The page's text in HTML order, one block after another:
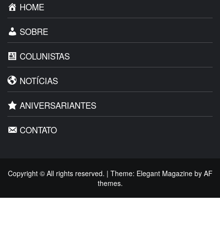
HOME
SOBRE
COLUNISTAS
NOTÍCIAS
ANIVERSARIANTES
CONTATO
Copyright © All rights reserved. | Theme: Elegant Magazineby AF
themes.